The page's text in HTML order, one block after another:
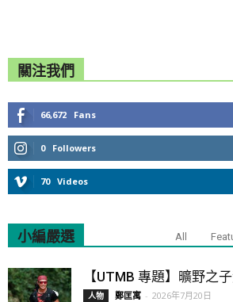
關注我們
66,672 Fans
0 Followers
70 Videos
小編嚴選 All
【UTMB 專題】曠野之
人物 鄭匡寓 - 2026年7月20日